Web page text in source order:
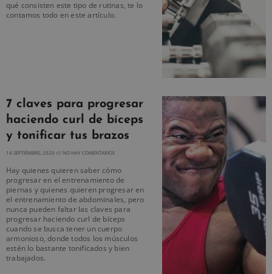
qué consisten este tipo de rutinas, te lo
contamos todo en este artículo.
7 claves para progresar
haciendo curl de bíceps
y tonificar tus brazos
14 SEPTIEMBRE, 2020 NO HAY COMENTARIOS
Hay quienes quieren saber cómo
progresar en el entrenamiento de
piernas y quienes quieren progresar en
el entrenamiento de abdominales, pero
nunca pueden faltar las claves para
progresar haciendo curl de bíceps
cuando se busca tener un cuerpo
armonioso, donde todos los músculos
estén lo bastante tonificados y bien
trabajados.